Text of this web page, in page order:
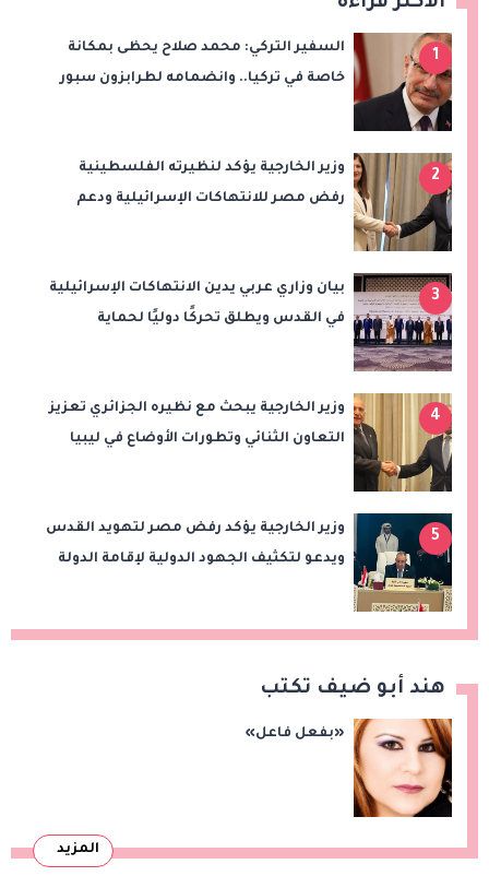
1
السفير التركي: محمد صلاح يحظى بمكانة
خاصة في تركيا.. وانضمامه لطرابزون سبور
2
وزير الخارجية يؤكد لنظيرته الفلسطينية
رفض مصر للانتهاكات الإسرائيلية ودعم
3
بيان وزاري عربي يدين الانتهاكات الإسرائيلية
في القدس ويطلق تحركًا دوليًا لحماية
4
وزير الخارجية يبحث مع نظيره الجزائري تعزيز
التعاون الثنائي وتطورات الأوضاع في ليبيا
5
وزير الخارجية يؤكد رفض مصر لتهويد القدس
ويدعو لتكثيف الجهود الدولية لإقامة الدولة
هند أبو ضيف تكتب
«بفعل فاعل»
المزيد